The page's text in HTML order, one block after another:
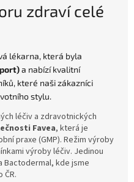
zdraví celé
lékarna, která byla
a nabízí kvalitní
které naši zákazníci
stylu.
léčiv a zdravotnických
Favea, která je
praxe (GMP). Režim výroby
výroby léčiv. Jedinou
Bactodermal, kde jsme